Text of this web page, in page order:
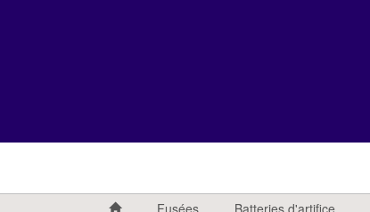
Fusées Batteries d'artifice